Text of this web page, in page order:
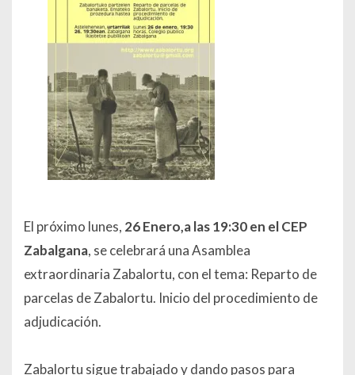
El próximo lunes, 26 Enero,a las 19:30 en el CEP
Zabalgana, se celebrará una Asamblea
extraordinaria Zabalortu, con el tema: Reparto de
parcelas de Zabalortu. Inicio del procedimiento de
adjudicación.
Zabalortu sigue trabajado y dando pasos para